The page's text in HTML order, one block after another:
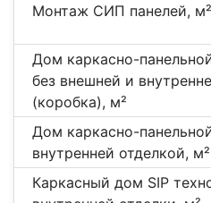
Монтаж СИП панелей, м²
Дом каркасно-
без внешней и
(коробка), м²
Дом каркасно-
внутренней отделкой, м²
Каркасный дом SIP